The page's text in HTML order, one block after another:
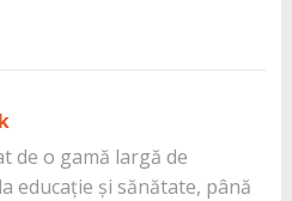
de o gamă largă de
educație și sănătate, până